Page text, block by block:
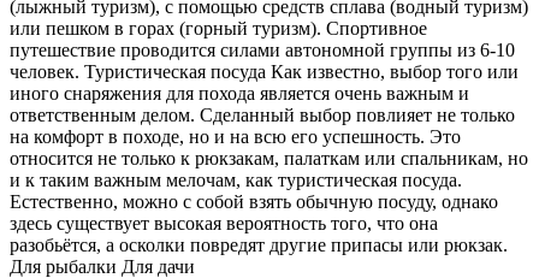
(лыжный туризм), с помощью средств сплава (водный туризм)
или пешком в горах (горный туризм). Спортивное
путешествие проводится силами автономной группы из 6-10
человек. Туристическая посуда Как известно, выбор того или
иного снаряжения для похода является очень важным и
ответственным делом. Сделанный выбор повлияет не только
на комфорт в походе, но и на всю его успешность. Это
относится не только к рюкзакам, палаткам или спальникам, но
и к таким важным мелочам, как туристическая посуда.
Естественно, можно с собой взять обычную посуду, однако
здесь существует высокая вероятность того, что она
разобьётся, а осколки повредят другие припасы или рюкзак.
Для рыбалки Для дачи